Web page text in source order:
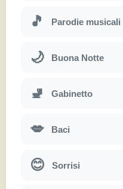
🎵 Parodie musicali
🌙 Buona Notte
🚽 Gabinetto
💋 Baci
😊 Sorrisi